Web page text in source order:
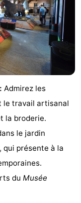
Admirez les
le travail artisanal
la broderie.
le jardin
qui présente à la
du Musée